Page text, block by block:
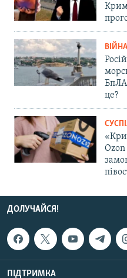
Крим
БпЛА
це?
ДОЛУЧАЙСЯ!
ПІДТРИМКА